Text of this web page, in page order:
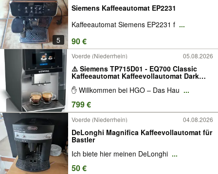
5
Siemens Kaffeeautomat EP2231
Kaffeeautomat Siemens EP2231 f ...
90 €
Voerde (Niederrhein) 05.08.2026
⚠️ Siemens TP715D01 - EQ700 Classic
Kaffeeautomat Kaffeevollautomat Dark
✋ Willkommen bei HGO – Das Hau ...
799 €
Voerde (Niederrhein) 04.08.2026
DeLonghi Magnifica Kaffeevollautomat für
Bastler
Ich biete hier meinen DeLonghi ...
50 €